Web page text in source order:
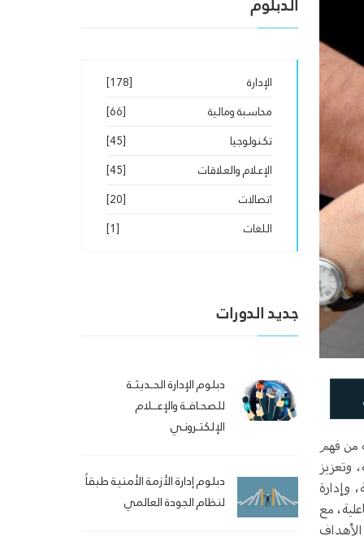
من فهم
وتعزيز
وإدارة
مع
الدبلوم
الإدارة
[178]
محاسبة ومالية
[66]
تكنولوجيا
[45]
الإعلام والعلاقات
[45]
اتصالات
[20]
اللغات
[1]
جديد الدورات
دبلوم الإدارة الحـديثـة
للصحـافـة والإعــلام
الإلكتـرونـي
دبلوم إدارة الأزمة الأمنية طبقاً
لنظام الجودة العالمي